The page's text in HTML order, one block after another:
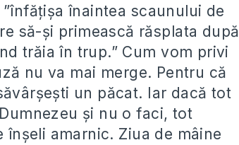
înaintea scaunului de
să-și primească răsplata după
trăia în trup.” Cum vom privi
nu va mai merge. Pentru că
un păcat. Iar dacă tot
și nu o faci, tot
amarnic. Ziua de mâine